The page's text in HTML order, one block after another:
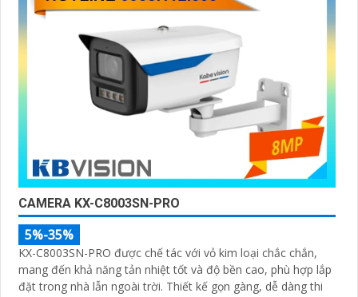
CAMERA KX-C8003SN-PRO
5%-35%
KX-C8003SN-PRO được chế tác với vỏ kim loại chắc chắn,
mang đến khả năng tản nhiệt tốt và độ bền cao, phù hợp lắp
đặt trong nhà lẫn ngoài trời. Thiết kế gọn gàng, dễ dàng thi